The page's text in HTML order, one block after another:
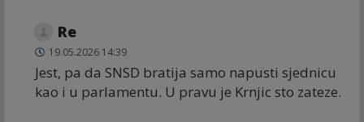
Re
19.05.2026 14:39
Jest, pa da SNSD bratija samo napusti sjednicu
kao i u parlamentu. U pravu je Krnjic sto zateze.